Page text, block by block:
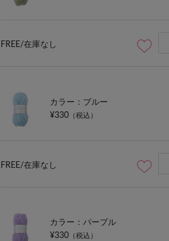
FREE/在庫なし
カラー：ブルー
¥330 （税込）
FREE/在庫なし
カラー：パープル
¥330 （税込）